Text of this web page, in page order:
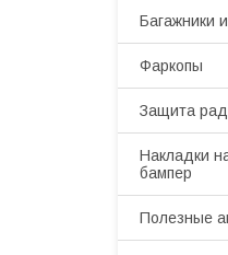
Багажники
Фаркопы
Защита
Накладки
бампер
Полезные